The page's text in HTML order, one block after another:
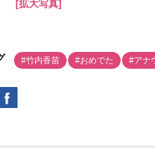
[拡大写真]
#竹内香苗 #おめでた #アナ